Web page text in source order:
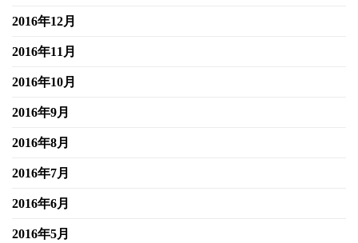
2016年12月
2016年11月
2016年10月
2016年9月
2016年8月
2016年7月
2016年6月
2016年5月